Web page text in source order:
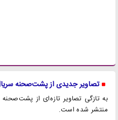
تصاویر جدیدی از پشت‌صحنه
منتشر شده است.